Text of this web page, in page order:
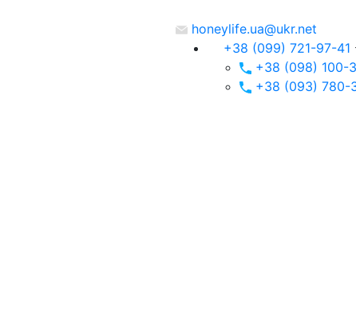
honeylife.ua@ukr.net
+38 (099) 721-97-41
+38 (098) 100-
+38 (093) 780-